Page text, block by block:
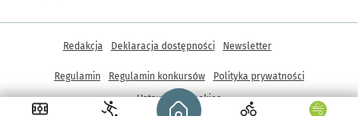
Strona główna - wroclaw.pl
Inne informacje
Redakcja Deklaracja dostępności Newsletter
Regulamin Regulamin konkursów
Polityka prywatności
Ustawienia cookies